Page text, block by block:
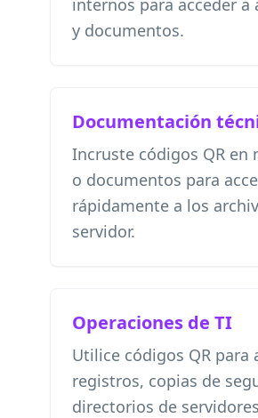
internos para acceder a
y documentos.
Documentación
Incruste códigos QR en
o documentos para
rápidamente a los
servidor.
Operaciones de TI
Utilice códigos QR para
registros, copias de
directorios de